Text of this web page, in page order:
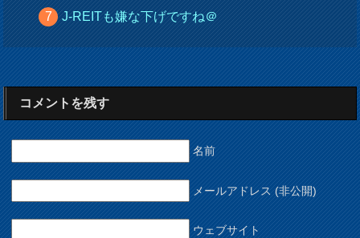
J-REITも嫌な下げですね＠
コメントを残す
名前
メールアドレス (非公開)
ウェブサイト